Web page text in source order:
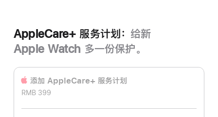
AppleCare+ 服务计划： 给新
Apple Watch 多一份保护。
添加 AppleCare+ 服务计‍划
RMB 399